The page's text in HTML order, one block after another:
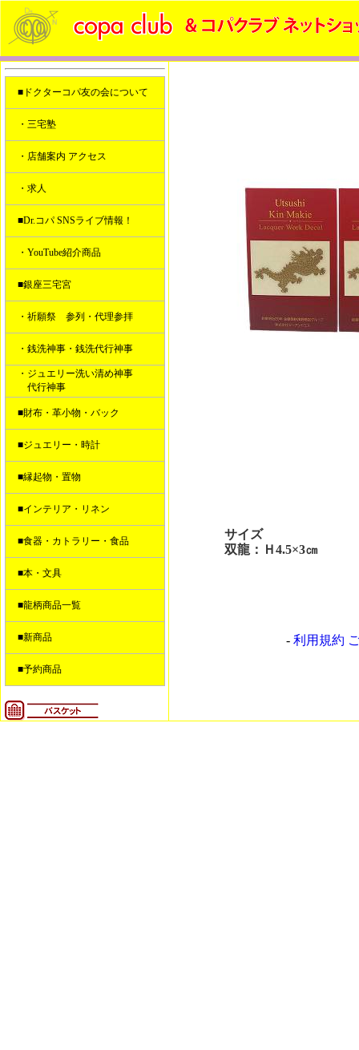
■ドクターコパ友の会について
・三宅塾
・店舗案内 アクセス
・求人
■Dr.コパ SNSライブ情報！
・YouTube紹介商品
■銀座三宅宮
・祈願祭 参列・代理参拝
・銭洗神事・銭洗代行神事
・ジュエリー洗い清め神事
代行神事
■財布・革小物・バック
■ジュエリー・時計
■縁起物・置物
■インテリア・リネン
■食器・カトラリー・食品
■本・文具
■龍柄商品一覧
■新商品
■予約商品
サイズ
双龍：Ｈ4.5×3㎝
- 利用規約